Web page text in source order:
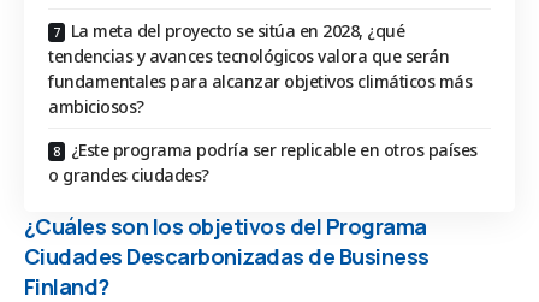
La meta del proyecto se sitúa en 2028, ¿qué
tendencias y avances tecnológicos valora que serán
fundamentales para alcanzar objetivos climáticos más
ambiciosos?
¿Este programa podría ser replicable en otros países
o grandes ciudades?
¿Cuáles son los objetivos del Programa
Ciudades Descarbonizadas de Business
Finland?